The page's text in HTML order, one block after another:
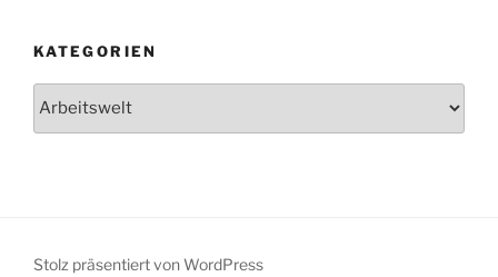
KATEGORIEN
Stolz präsentiert von WordPress